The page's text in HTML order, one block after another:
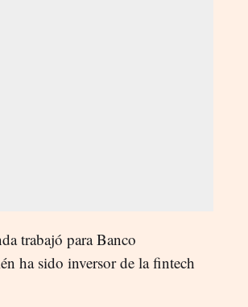
trabajó para Banco
ha sido inversor de la fintech